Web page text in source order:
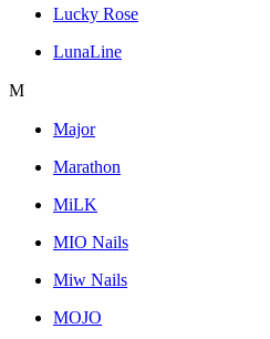
Lucky Rose
LunaLine
M
Major
Marathon
MiLK
MIO Nails
Miw Nails
MOJO